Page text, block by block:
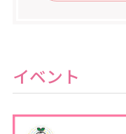
イベント